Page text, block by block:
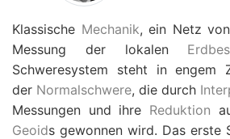
Klassische Mechanik, ein Netz
Messung der lokalen
Schweresystem steht in engem
der Normalschwere, die durch
Messungen und ihre Reduktion
Geoids gewonnen wird. Das erste